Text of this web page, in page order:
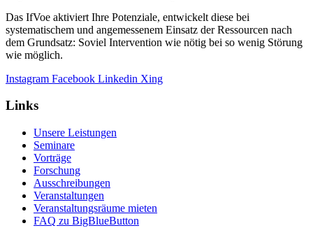
Das IfVoe aktiviert Ihre Potenziale, entwickelt diese bei
systematischem und angemessenem Einsatz der Ressourcen nach
dem Grundsatz: Soviel Intervention wie nötig bei so wenig Störung
wie möglich.
Instagram Facebook Linkedin Xing
Links
Unsere Leistungen
Seminare
Vorträge
Forschung
Ausschreibungen
Veranstaltungen
Veranstaltungs­räume mieten
FAQ zu BigBlueButton